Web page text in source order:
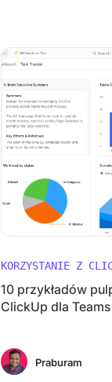
KORZYSTANIE Z
10 przykładów
ClickUp dla Teams
Praburam